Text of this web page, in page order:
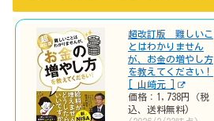
超改訂版 難しいこ
とはわかりません
が、お金の増やし方
を教えてください！
[ 山崎元 ]
価格：1,738円（税
込、送料無料)